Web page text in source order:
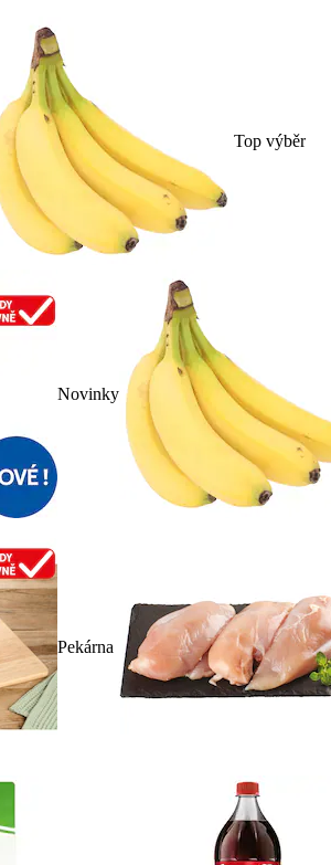
Top výběr
Novinky
Pekárna